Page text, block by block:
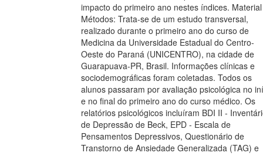
impacto do primeiro ano nestes índices.
Métodos: Trata-se de um estudo transversal,
realizado durante o primeiro ano do curso de
Medicina da Universidade Estadual do Centro-
Oeste do Paraná (UNICENTRO), na cidade de
Guarapuava-PR, Brasil. Informações clínicas e
sociodemográficas foram coletadas. Todos os
alunos passaram por avaliação psicológica no
e no final do primeiro ano do curso médico. Os
relatórios psicológicos incluíram BDI II -
de Depressão de Beck, EPD - Escala de
Pensamentos Depressivos, Questionário de
Transtorno de Ansiedade Generalizada (TAG) e